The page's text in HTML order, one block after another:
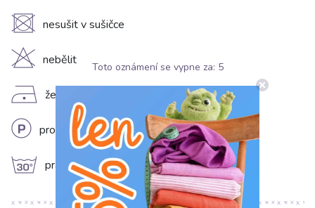
U nesušit v sušičce
H nebělit
D žehlit na nízkém stupni (110°C)
L profesionální chemické čištění
g prát na 30°C
Toto oznámení se vypne za: 5